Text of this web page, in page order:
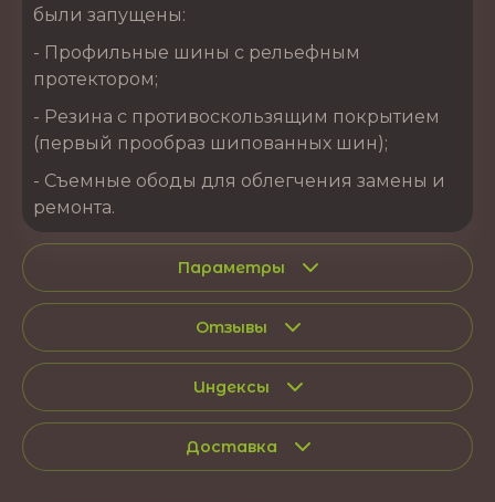
были запущены:
- Профильные шины с рельефным
протектором;
- Резина с противоскользящим покрытием
(первый прообраз шипованных шин);
- Съемные ободы для облегчения замены и
ремонта.
Параметры
Отзывы
Индексы
Доставка